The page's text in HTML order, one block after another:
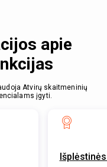
apie
Atvirų skaitmeninių
įgyti.